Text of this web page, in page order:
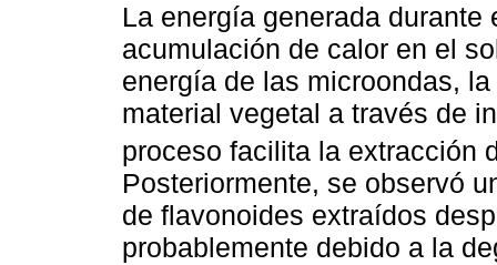
La energía generada
acumulación de calor en el
energía de las microondas,
material vegetal a través de
proceso facilita la extracción
Posteriormente, se observó
de flavonoides extraídos
probablemente debido a la